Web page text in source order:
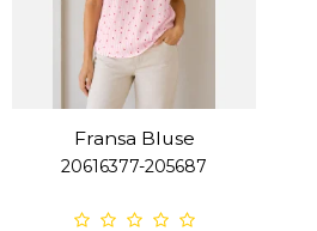
Fransa Bluse
20616377-205687